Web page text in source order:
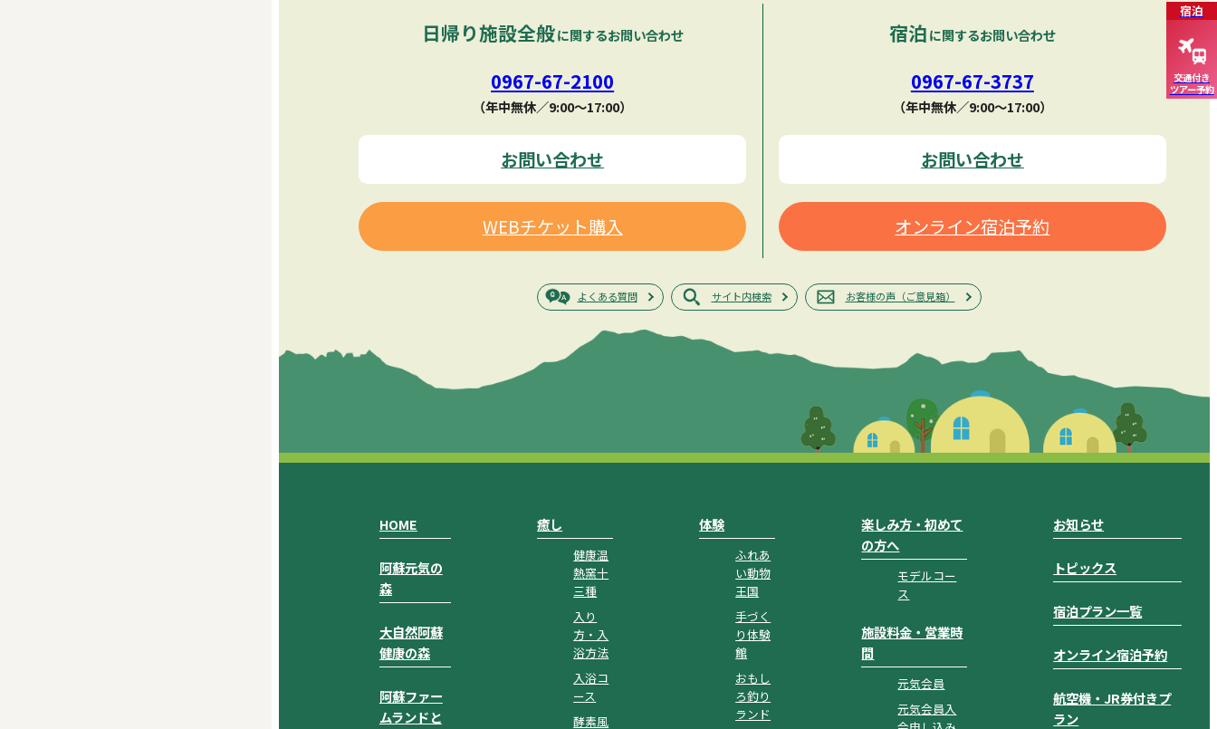
宿泊
交通付き
ツアー予約
日帰り施設全般に関するお問い合わせ
0967-67-2100
（年中無休／9:00〜17:00）
お問い合わせ
WEBチケット購入
宿泊に関するお問い合わせ
0967-67-3737
（年中無休／9:00〜17:00）
お問い合わせ
オンライン宿泊予約
よくある質問 サイト内検索 お客様の声（ご意見箱）
HOME
阿蘇元気の
森
大自然阿蘇
健康の森
阿蘇ファー
ムランドと
癒し
健康温
熱窯十
三種
入り
方・入
浴方法
入浴コ
ース
酵素風
体験
ふれあ
い動物
王国
手づく
り体験
館
おもし
ろ釣り
ランド
楽しみ方・初めて
の方へ
モデルコー
ス
施設料金・営業時
間
元気会員
元気会員入
お知らせ
トピックス
宿泊プラン一覧
オンライン宿泊予約
航空機・JR券付きプ
ラン